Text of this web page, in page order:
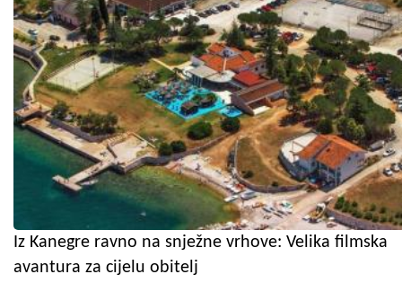
Iz Kanegre ravno na snježne vrhove: Velika filmska
avantura za cijelu obitelj